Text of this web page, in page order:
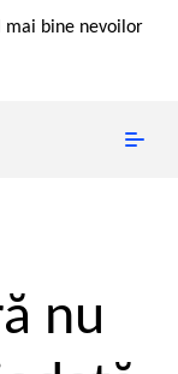
mai bine nevoilor
nu